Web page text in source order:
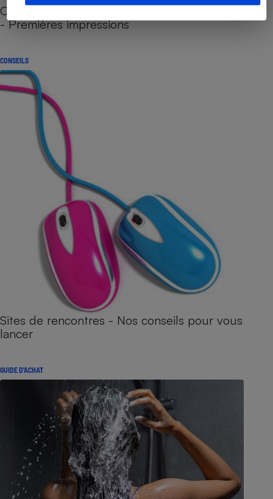
Cafetière à capsules zéro déchet CoffeeB (vidéo)
- Premières impressions
CONSEILS
Sites de rencontres - Nos conseils pour vous
lancer
GUIDE D'ACHAT